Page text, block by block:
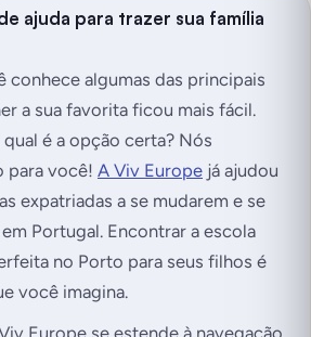
ajuda para trazer sua família
conhece algumas das principais
a sua favorita ficou mais fácil.
é a opção certa? Nós
para você! A Viv Europe já ajudou
expatriadas a se mudarem e se
Portugal. Encontrar a escola
no Porto para seus filhos é
você imagina.
Europe se estende à navegação